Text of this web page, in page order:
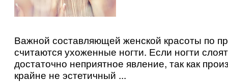
Важной составляющей женской красоты по
считаются ухоженные ногти. Если ногти
достаточно неприятное явление, так как
крайне не эстетичный ...